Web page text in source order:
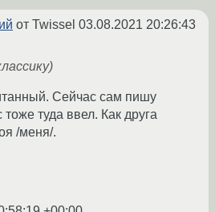
от Twissel 03.08.2021 20:26:43
Сейчас сам пишу
туда ввел. Как друга
/меня/.